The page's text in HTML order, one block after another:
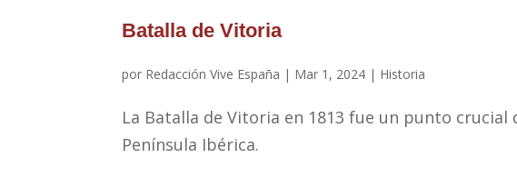
Batalla de Vitoria
por Redacción Vive España | Mar 1, 2024 | Historia
La Batalla de Vitoria en 1813 fue un punto
Península Ibérica.